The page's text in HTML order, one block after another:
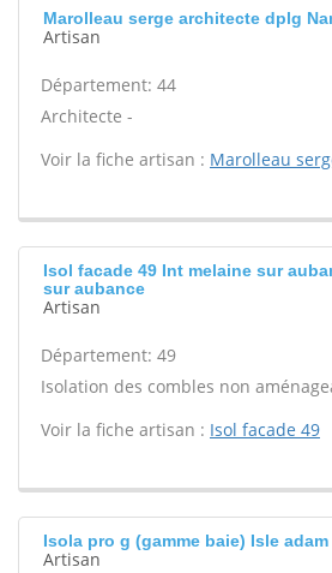
Marolleau serge architecte dplg
Artisan
Département: 44
Architecte -
Voir la fiche artisan : Marolleau
Isol facade 49 Int melaine sur
sur aubance
Artisan
Département: 49
Isolation des combles non
Voir la fiche artisan : Isol facade 49
Isola pro g (gamme baie) Isle adam
Artisan